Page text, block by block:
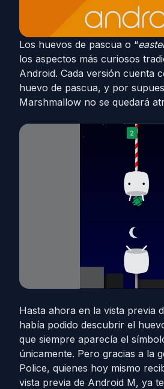
Los huevos de pascua o “
los aspectos más curiosos
Android. Cada versión cuenta
huevo de pascua, y por
Marshmallow no se quedará
Hasta ahora en la vista previa
había podido descubrir el
que siempre aparecía el
únicamente. Pero gracias a la
Police, quienes hoy mismo
vista previa de Android M, ya